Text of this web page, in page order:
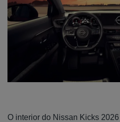
O interior do Nissan Kicks